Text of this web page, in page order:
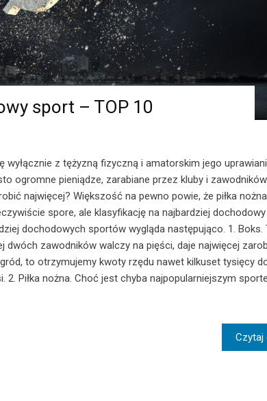
sport – TOP 10
wyłącznie z tężyzną fizyczną i amatorskim jego
ogromne pieniądze, zarabiane przez kluby i
najwięcej? Większość na pewno powie, że piłka
spore, ale klasyfikację na najbardziej
dochodowych sportów wygląda następująco. 1. Boks.
dwóch zawodników walczy na pięści, daje najwięcej
to otrzymujemy kwoty rzędu nawet kilkuset tysięcy
2. Piłka nożna. Choć jest chyba najpopularniejszym
Czytaj